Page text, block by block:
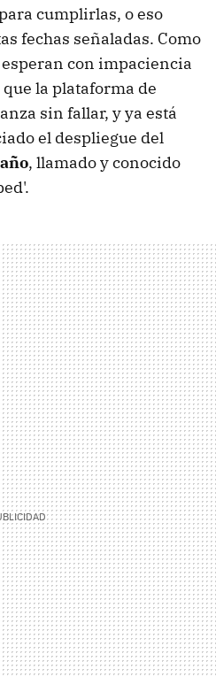
cumplirlas, o eso
fechas señaladas. Como
con impaciencia
la plataforma de
sin fallar, y ya está
el despliegue del
, llamado y conocido